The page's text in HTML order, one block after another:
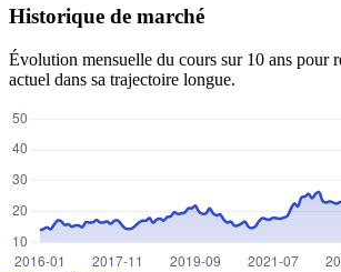
Historique de marché
Évolution mensuelle du cours sur 10 ans pour
actuel dans sa trajectoire longue.